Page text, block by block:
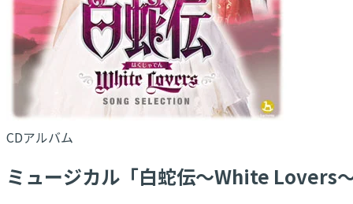
CDアルバム
ミュージカル「白蛇伝〜White Lovers